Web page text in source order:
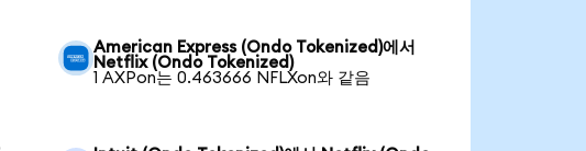
American Express (Ondo Tokenized)에서
Netflix (Ondo Tokenized)
1 AXPon는 0.463666 NFLXon와 같음